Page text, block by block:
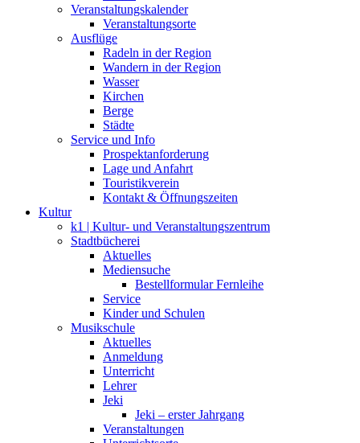
Veranstaltungskalender
Veranstaltungsorte
Ausflüge
Radeln in der Region
Wandern in der Region
Wasser
Kirchen
Berge
Städte
Service und Info
Prospektanforderung
Lage und Anfahrt
Touristikverein
Kontakt & Öffnungszeiten
Kultur
k1 | Kultur- und Veranstaltungszentrum
Stadtbücherei
Aktuelles
Mediensuche
Bestellformular Fernleihe
Service
Kinder und Schulen
Musikschule
Aktuelles
Anmeldung
Unterricht
Lehrer
Jeki
Jeki – erster Jahrgang
Veranstaltungen